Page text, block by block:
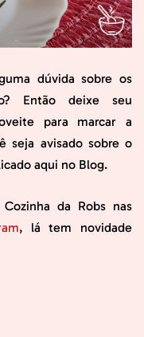
dúvida sobre os
Então deixe seu
para marcar a
seja avisado sobre o
aqui no Blog.
da Robs nas
, lá tem novidade